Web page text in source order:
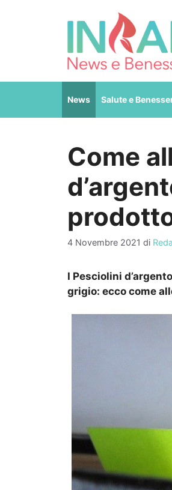
News Salute e
Come
4 Novembre 2021 di
I Pesciolini
grigio: ecco come